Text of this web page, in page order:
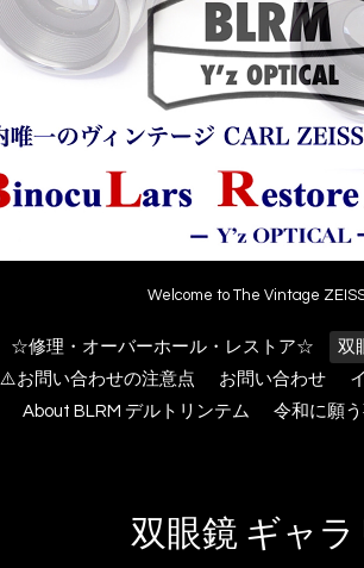
Welcome to The Vintage
☆修理・オーバーホール・レストア☆ 双
⚠️お問い合わせの注意点 お問い合わせ
About BLRM デルトリンテム
令和に願
双眼鏡 ギャラ